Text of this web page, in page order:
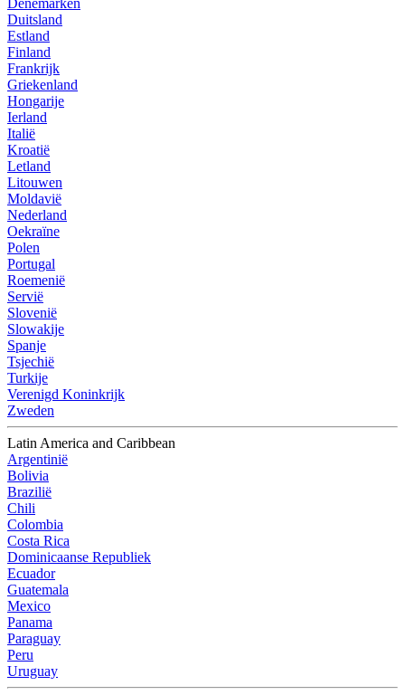
Denemarken
Duitsland
Estland
Finland
Frankrijk
Griekenland
Hongarije
Ierland
Italië
Kroatië
Letland
Litouwen
Moldavië
Nederland
Oekraïne
Polen
Portugal
Roemenië
Servië
Slovenië
Slowakije
Spanje
Tsjechië
Turkije
Verenigd Koninkrijk
Zweden
Latin America and Caribbean
Argentinië
Bolivia
Brazilië
Chili
Colombia
Costa Rica
Dominicaanse Republiek
Ecuador
Guatemala
Mexico
Panama
Paraguay
Peru
Uruguay